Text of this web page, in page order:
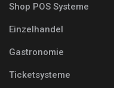
Shop POS Systeme
Einzelhandel
Gastronomie
Ticketsysteme